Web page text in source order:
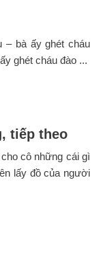
– bà ấy ghét cháu
ghét cháu đào ...
tiếp theo
cô những cái gì
lấy đồ của người